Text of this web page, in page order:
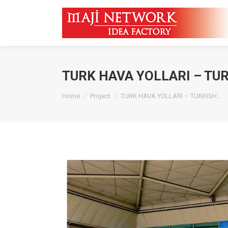
TURK HAVA YOLLARI –
Home Project TURK HAVA YOLLARI – TURKISH…